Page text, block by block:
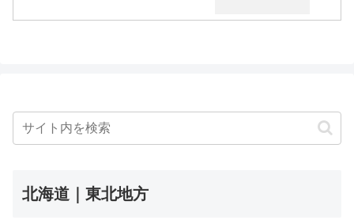
北海道｜東北地方